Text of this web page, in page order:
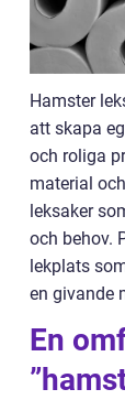
Hamster
att skapa
och roliga
material
leksaker
och behov.
lekplats
en givande
En